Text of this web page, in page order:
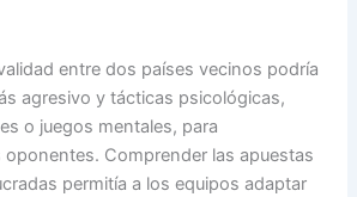
entre dos países vecinos podría
agresivo y tácticas psicológicas,
o juegos mentales, para
oponentes. Comprender las apuestas
permitía a los equipos adaptar